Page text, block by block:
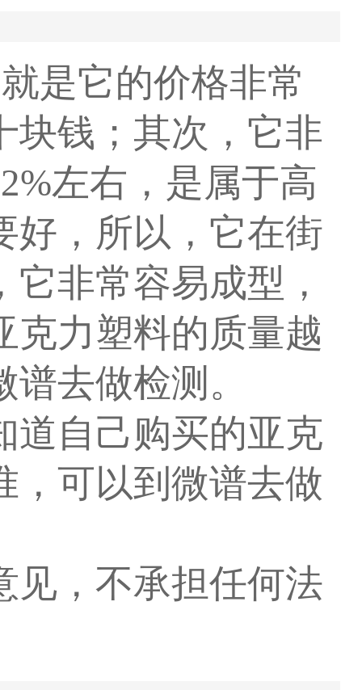
是它的价格非常
块钱；其次，它非
左右，是属于高
好，所以，它在街
非常容易成型，
克力塑料的质量越
去做检测。
道自己购买的亚克
，可以到微谱去做
见，不承担任何法